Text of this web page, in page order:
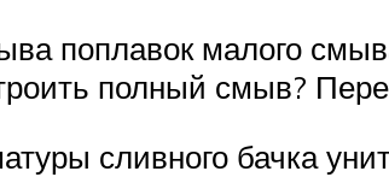
поплавок малого
полный смыв?
сливного бачка